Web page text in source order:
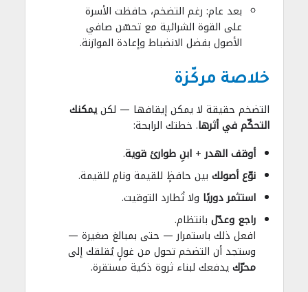
بعد عام: رغم التضخم، حافظت الأسرة
على القوة الشرائية مع تحسّن صافي
الأصول بفضل الانضباط وإعادة الموازنة.
خلاصة مركّزة
التضخم حقيقة لا يمكن إيقافها — لكنيمكنك
التحكّم في أثرها. خطتك الرابحة:
أوقف الهدر+ابنِ طوارئ قوية.
نوّع أصولك بين حافظٍ للقيمة ونامٍ للقيمة.
استثمر دوريًا ولا تُطارد التوقيت.
راجع وعدّل بانتظام.
افعل ذلك باستمرار — حتى بمبالغ صغيرة —
وستجد أن التضخم تحول من غولٍ يُقلقك إلى
محرّكيدفعك لبناء ثروة ذكية مستقرة.